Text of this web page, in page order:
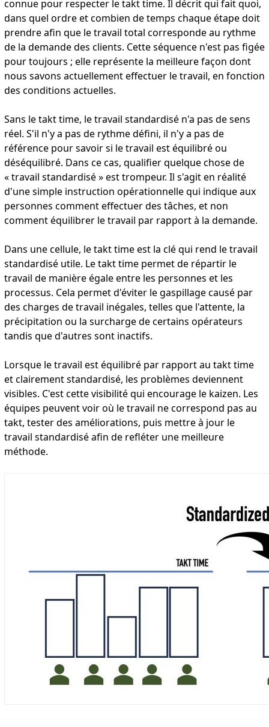
connue pour respecter le takt time. Il décrit qui fait quoi,
dans quel ordre et combien de temps chaque étape doit
prendre afin que le travail total corresponde au rythme
de la demande des clients. Cette séquence n'est pas figée
pour toujours ; elle représente la meilleure façon dont
nous savons actuellement effectuer le travail, en fonction
des conditions actuelles.
Sans le takt time, le travail standardisé n'a pas de sens
réel. S'il n'y a pas de rythme défini, il n'y a pas de
référence pour savoir si le travail est équilibré ou
déséquilibré. Dans ce cas, qualifier quelque chose de
« travail standardisé » est trompeur. Il s'agit en réalité
d'une simple instruction opérationnelle qui indique aux
personnes comment effectuer des tâches, et non
comment équilibrer le travail par rapport à la demande.
Dans une cellule, le takt time est la clé qui rend le travail
standardisé utile. Le takt time permet de répartir le
travail de manière égale entre les personnes et les
processus. Cela permet d'éviter le gaspillage causé par
des charges de travail inégales, telles que l'attente, la
précipitation ou la surcharge de certains opérateurs
tandis que d'autres sont inactifs.
Lorsque le travail est équilibré par rapport au takt time
et clairement standardisé, les problèmes deviennent
visibles. C'est cette visibilité qui encourage le kaizen. Les
équipes peuvent voir où le travail ne correspond pas au
takt, tester des améliorations, puis mettre à jour le
travail standardisé afin de refléter une meilleure
méthode.